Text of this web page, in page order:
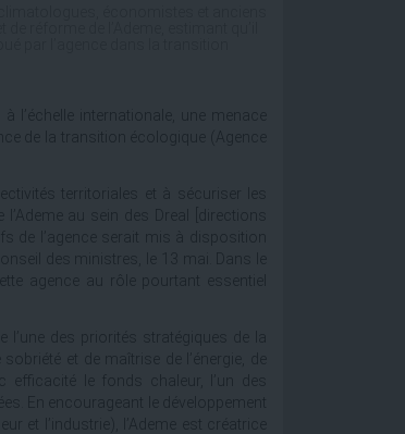
internationale, une menace
de la transition écologique (Agence
territoriales et à sécuriser les
au sein des Dreal [directions
de l’agence serait mis à disposition
des ministres, le 13 mai. Dans le
agence au rôle pourtant essentiel
des priorités stratégiques de la
et de maîtrise de l’énergie, de
le fonds chaleur, l’un des
En encourageant le développement
et l’industrie), l’Ademe est créatrice